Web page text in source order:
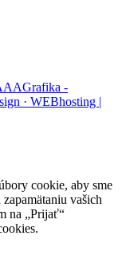
-
· WEBhosting |
cookie, aby sme
vašich
na „Prijať“